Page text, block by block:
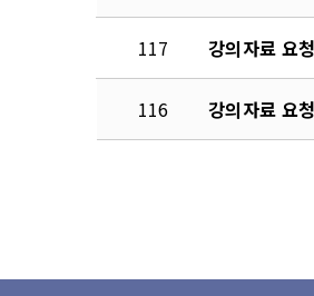
117 강의자료 요
116 강의자료 요